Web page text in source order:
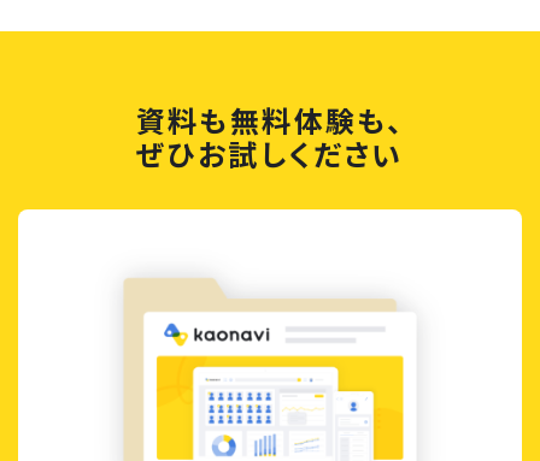
資料も無料体験も、
ぜひお試しください